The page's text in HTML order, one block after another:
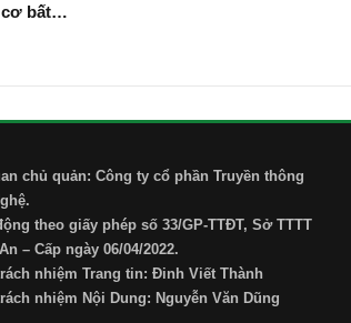
cơ bất…
chủ quản: Công ty cổ phần Truyền thông
theo giấy phép số 33/GP-TTĐT, Sở TTTT
– Cấp ngày 06/04/2022.
nhiệm Trang tin: Đinh Viết Thành
nhiệm Nội Dung: Nguyễn Văn Dũng